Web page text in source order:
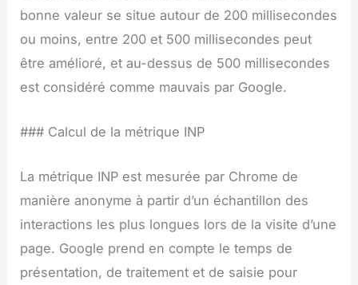
bonne valeur se situe autour de 200 millisecondes
ou moins, entre 200 et 500 millisecondes peut
être amélioré, et au-dessus de 500 millisecondes
est considéré comme mauvais par Google.
### Calcul de la métrique INP
La métrique INP est mesurée par Chrome de
manière anonyme à partir d’un échantillon des
interactions les plus longues lors de la visite d’une
page. Google prend en compte le temps de
présentation, de traitement et de saisie pour